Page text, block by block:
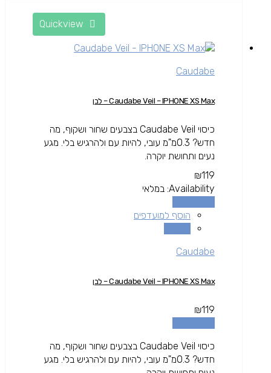
Caudabe
Caudabe Veil – IPHONE XS Max – לבן
כיסוי Caudabe Veil בצבעים שחור ושקוף, מה
חדש? 0.3מ"מ עובי, להיות עם ולהרגיש בלי. מגע
נעים ותחושת יוקרה.
₪119
Availability: במלאי
הוסף למועדפים
Caudabe
Caudabe Veil – IPHONE XS Max – לבן
₪119
כיסוי Caudabe Veil בצבעים שחור ושקוף, מה
חדש? 0.3מ"מ עובי, להיות עם ולהרגיש בלי. מגע